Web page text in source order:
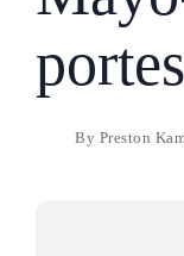
By Preston